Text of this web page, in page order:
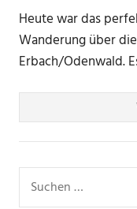
Heute war das
Wanderung über
Erbach/Odenwald.
nach: